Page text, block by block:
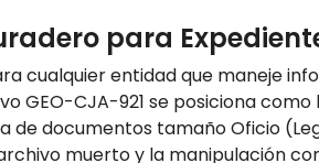
para
cualquier entidad que maneje
CJA-921 se posiciona
documentos tamaño Oficio
muerto y la manipulación